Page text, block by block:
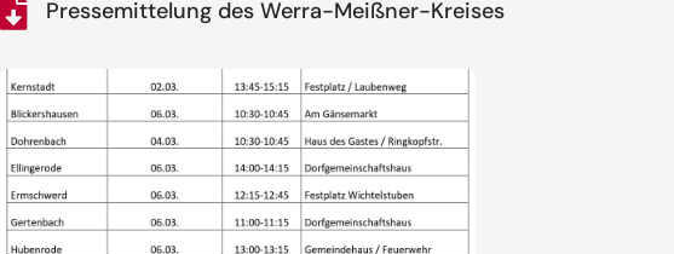
Pressemittelung des Werra-Meißner-Kreises